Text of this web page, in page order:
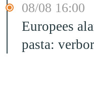
08/08 16:00
Europees
pasta: